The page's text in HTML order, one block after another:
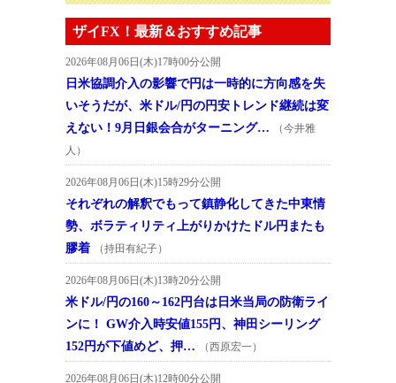
ザイFX！最新＆おすすめ記事
2026年08月06日(木)17時00分公開
日米協調介入の影響で円は一時的に方向感を失
いそうだが、米ドル/円の円安トレンド継続は変
えない！9月日銀会合がターニング…
（今井雅
人）
2026年08月06日(木)15時29分公開
それぞれの解釈でもって鎮静化してきた中東情
勢、ボラティリティ上がりかけたドル円またも
膠着
（持田有紀子）
2026年08月06日(木)13時20分公開
米ドル/円の160～162円台は日米当局の防衛ライ
ンに！ GW介入時安値155円、神田シーリング
152円が下値めど、押…
（西原宏一）
2026年08月06日(木)12時00分公開